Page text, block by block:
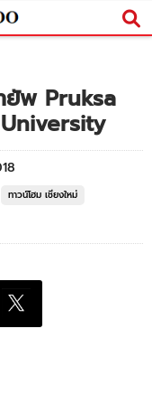
ยัพ Pruksa
ทาวน์โฮม เชียงใหม่